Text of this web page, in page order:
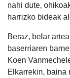
nahi dute,
harrizko bideak
Beraz, belar
baserriaren
Koen
Elkarrekin, baina